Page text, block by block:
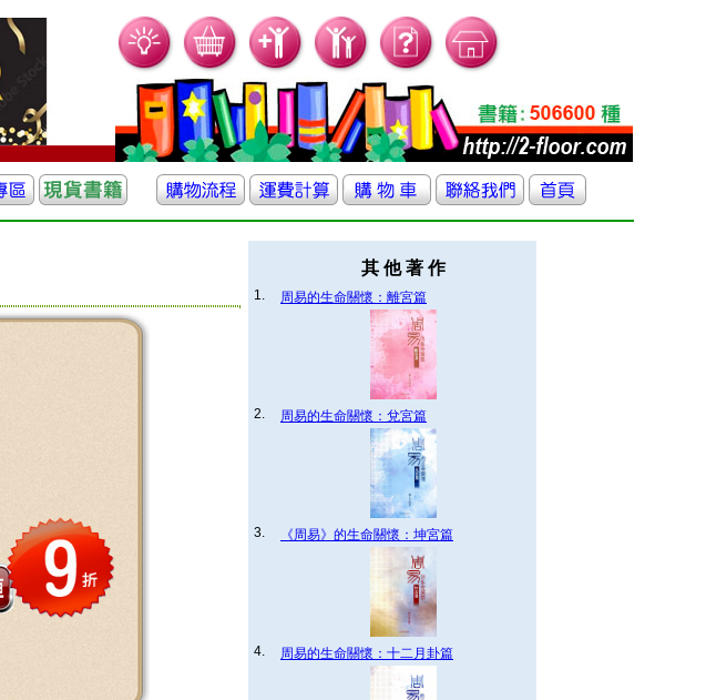
其 他 著 作
1. 周易的生命關懷：離宮篇
2. 周易的生命關懷：兌宮篇
3. 《周易》的生命關懷：坤宮篇
4. 周易的生命關懷：十二月卦篇